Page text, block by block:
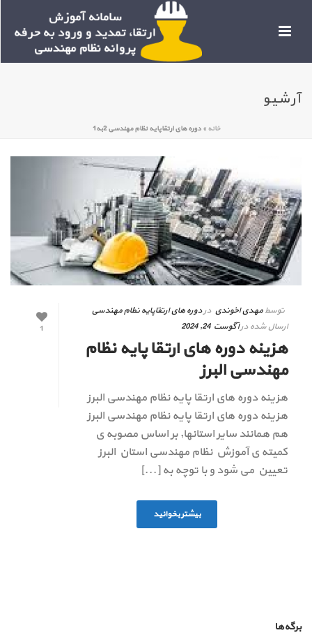
آرشیو
خانه »دوره های ارتقاپایه نظام مهندسی 2به1
1
توسطمهدی اخوندی دردوره های ارتقاپایه نظام مهندسی
ارسال شده درآگوست 24, 2024
هزینه دوره های ارتقا پایه نظام
مهندسی البرز
هزینه دوره های ارتقا پایه نظام مهندسی البرز
هزینه دوره های ارتقا پایه نظام مهندسی البرز
هم همانند سایر استانها, بر اساس مصوبه ی
کمیته ی آموزش نظام مهندسی استان البرز
تعیین می شود و با توچه به [...]
بیشتر بخوانید
برگه‌ها